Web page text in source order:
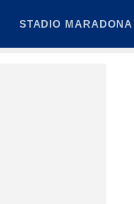
STADIO MARADONA